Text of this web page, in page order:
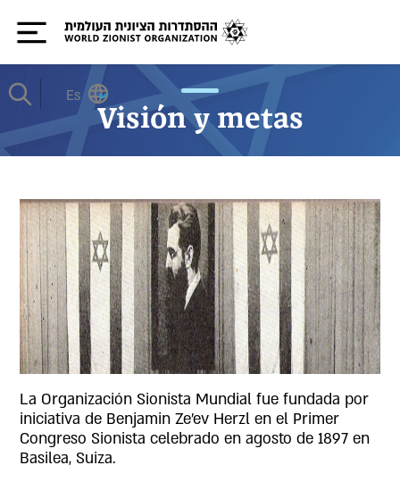
Es
Visión y metas
La Organización Sionista Mundial fue fundada por
iniciativa de Benjamin Ze'ev Herzl en el Primer
Congreso Sionista celebrado en agosto de 1897 en
Basilea, Suiza.